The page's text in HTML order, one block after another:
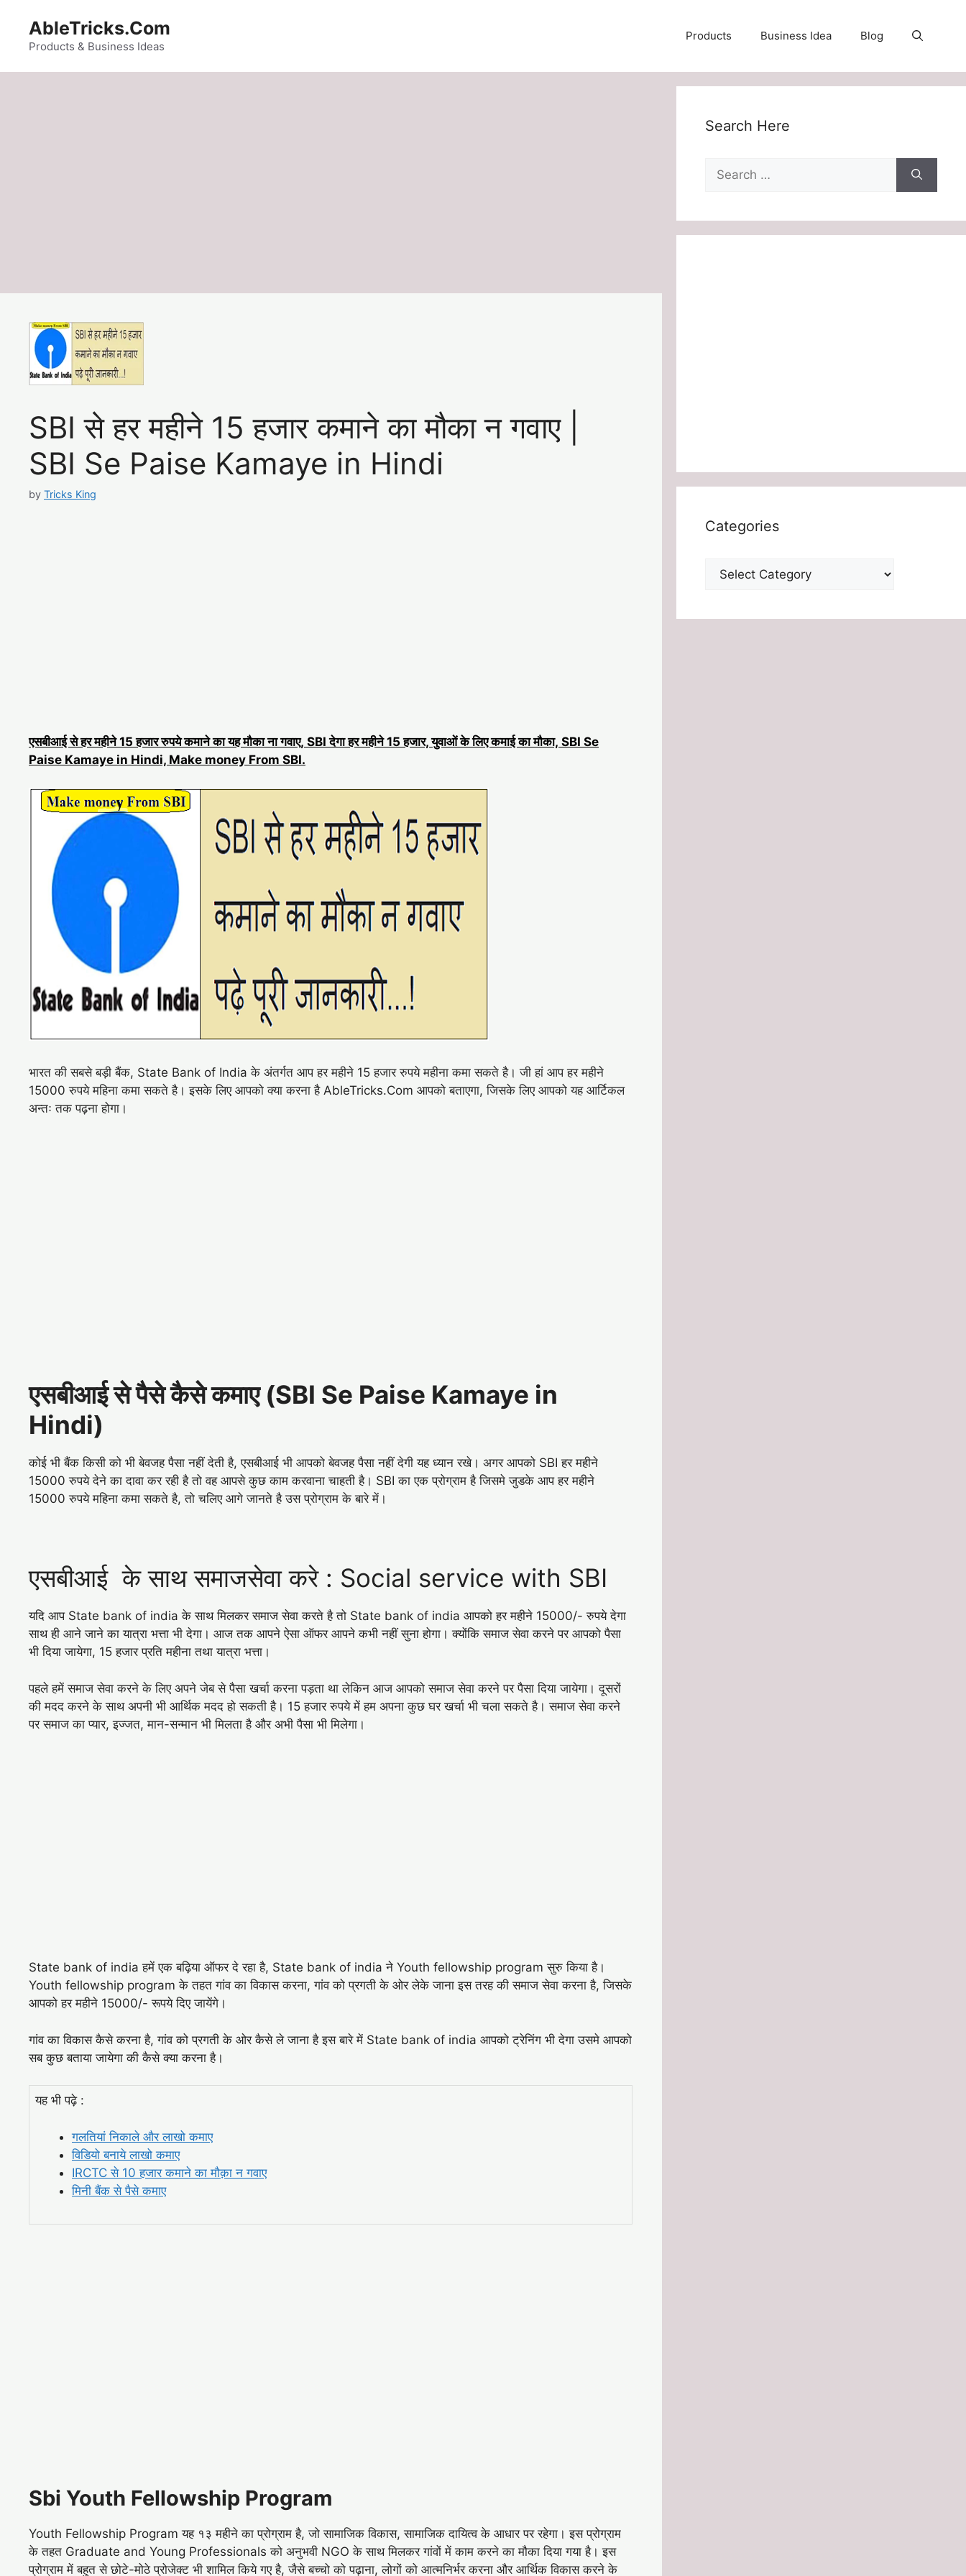
content
AbleTricks.Com
Products & Business Ideas
Products Business Idea Blog
SBI से हर महीने 15 हजार कमाने का मौका न गवाए |
SBI Se Paise Kamaye in Hindi
by Tricks King
एसबीआई से हर महीने 15 हजार रुपये कमाने का यह मौका ना गवाए, SBI देगा हर महीने 15 हजार, युवाओं के लिए कमाई का मौका, SBI Se
Paise Kamaye in Hindi, Make money From SBI.
भारत की सबसे बड़ी बैंक, State Bank of India के अंतर्गत आप हर महीने 15 हजार रुपये महीना कमा सकते है। जी हां आप हर महीने
15000 रुपये महिना कमा सकते है। इसके लिए आपको क्या करना है AbleTricks.Com आपको बताएगा, जिसके लिए आपको यह आर्टिकल
अन्तः तक पढ़ना होगा।
एसबीआई से पैसे कैसे कमाए (SBI Se Paise Kamaye in
Hindi)
कोई भी बैंक किसी को भी बेवजह पैसा नहीं देती है, एसबीआई भी आपको बेवजह पैसा नहीं देगी यह ध्यान रखे। अगर आपको SBI हर महीने
15000 रुपये देने का दावा कर रही है तो वह आपसे कुछ काम करवाना चाहती है। SBI का एक प्रोग्राम है जिसमे जुडके आप हर महीने
15000 रुपये महिना कमा सकते है, तो चलिए आगे जानते है उस प्रोग्राम के बारे में।
एसबीआई के साथ समाजसेवा करे : Social service with SBI
यदि आप State bank of india के साथ मिलकर समाज सेवा करते है तो State bank of india आपको हर महीने 15000/- रुपये देगा
साथ ही आने जाने का यात्रा भत्ता भी देगा। आज तक आपने ऐसा ऑफर आपने कभी नहीं सुना होगा। क्योंकि समाज सेवा करने पर आपको पैसा
भी दिया जायेगा, 15 हजार प्रति महीना तथा यात्रा भत्ता।
पहले हमें समाज सेवा करने के लिए अपने जेब से पैसा खर्चा करना पड़ता था लेकिन आज आपको समाज सेवा करने पर पैसा दिया जायेगा। दूसरों
की मदद करने के साथ अपनी भी आर्थिक मदद हो सकती है। 15 हजार रुपये में हम अपना कुछ घर खर्चा भी चला सकते है। समाज सेवा करने
पर समाज का प्यार, इज्जत, मान-सन्मान भी मिलता है और अभी पैसा भी मिलेगा।
State bank of india हमें एक बढ़िया ऑफर दे रहा है, State bank of india ने Youth fellowship program सुरु किया है।
Youth fellowship program के तहत गांव का विकास करना, गांव को प्रगती के ओर लेके जाना इस तरह की समाज सेवा करना है, जिसके
आपको हर महीने 15000/- रूपये दिए जायेंगे।
गांव का विकास कैसे करना है, गांव को प्रगती के ओर कैसे ले जाना है इस बारे में State bank of india आपको ट्रेनिंग भी देगा उसमे आपको
सब कुछ बताया जायेगा की कैसे क्या करना है।
यह भी पढ़े :
गलतियां निकाले और लाखो कमाए
विडियो बनाये लाखो कमाए
IRCTC से 10 हजार कमाने का मौक़ा न गवाए
मिनी बैंक से पैसे कमाए
Sbi Youth Fellowship Program
Youth Fellowship Program यह १३ महीने का प्रोग्राम है, जो सामाजिक विकास, सामाजिक दायित्व के आधार पर रहेगा। इस प्रोग्राम
के तहत Graduate and Young Professionals को अनुभवी NGO के साथ मिलकर गांवों में काम करने का मौका दिया गया है। इस
प्रोग्राम में बहुत से छोटे-मोठे प्रोजेक्ट भी शामिल किये गए है, जैसे बच्चो को पढ़ाना, लोगों को आत्मनिर्भर करना और आर्थिक विकास करने के
Search Here
Search
for:
Categories
Categories